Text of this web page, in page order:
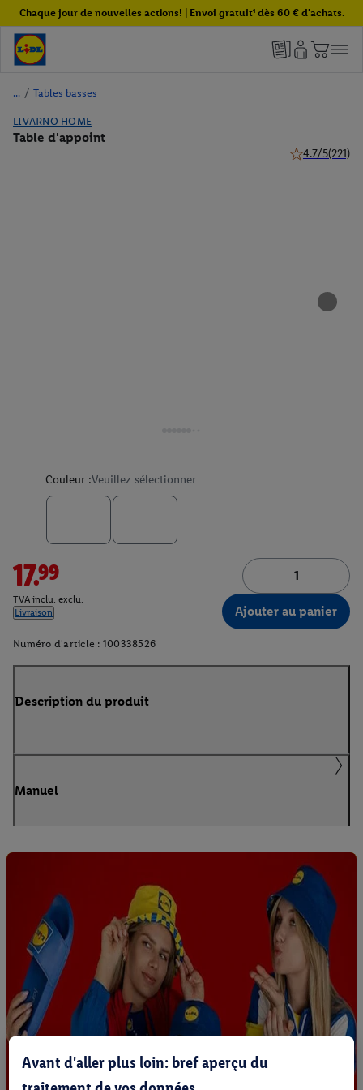
Chaque jour de nouvelles actions! | Envoi gratuit¹ dès 60 € d'achats.
/ Tables basses
LIVARNO HOME
Table d'appoint
4.7/5(221)
Couleur :Veuillez sélectionner
17.99
TVA inclu. exclu.
Livraison
Ajouter au panier
Numéro d'article : 100338526
Description du produit
Manuel
Avant d'aller plus loin: bref aperçu du